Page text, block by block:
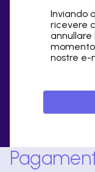
Inviando
ricevere
annullare
nostre e-